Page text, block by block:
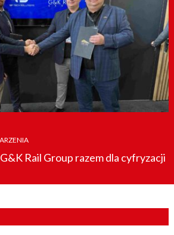
Rail Group razem dla cyfryzacji